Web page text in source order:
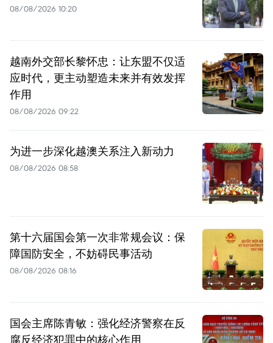
08/08/2026 10:20
越南外交部长黎怀忠：让东盟不仅适
应时代，更主动塑造未来并有效发挥
作用
08/08/2026 09:22
为进一步深化越澳关系注入新动力
08/08/2026 08:58
第十六届国会第一次非常规会议：保
障国防安全，不妨碍民事活动
08/08/2026 08:16
国会主席陈青敏：强化经济警察在反
腐反经济犯罪中的核心作用